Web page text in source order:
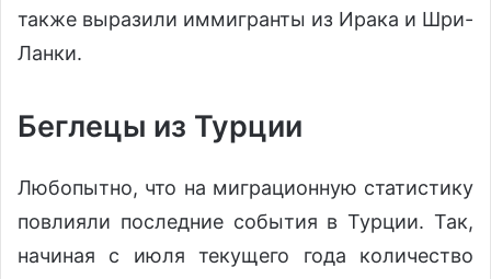
также выразили иммигранты из Ирака и Шри-
Ланки.
Беглецы из Турции
Любопытно, что на миграционную статистику
повлияли последние события в Турции. Так,
начиная с июля текущего года количество